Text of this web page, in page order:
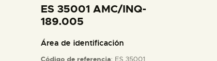
COLECCIONES
ES 35001 AMC/INQ-
189.005
Área de identificación
Código de referencia: ES 35001